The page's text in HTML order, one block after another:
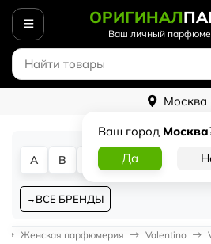
ОРИГИНАЛ
Ваш личный
Москва
Ваш город Москва
A B D G
ВСЕ БРЕНДЫ
Женская парфюмерия Valentino